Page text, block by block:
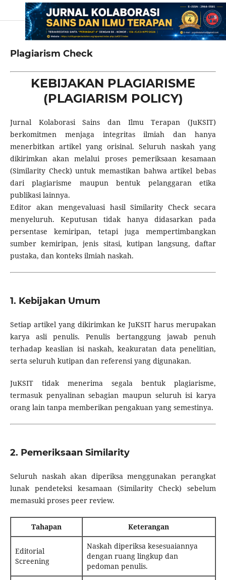
Plagiarism Check
KEBIJAKAN PLAGIARISME
(PLAGIARISM POLICY)
Jurnal Kolaborasi Sains dan Ilmu Terapan (JuKSIT)
berkomitmen menjaga integritas ilmiah dan hanya
menerbitkan artikel yang orisinal. Seluruh naskah yang
dikirimkan akan melalui proses pemeriksaan kesamaan
(Similarity Check) untuk memastikan bahwa artikel bebas
dari plagiarisme maupun bentuk pelanggaran etika
publikasi lainnya.
Editor akan mengevaluasi hasil Similarity Check secara
menyeluruh. Keputusan tidak hanya didasarkan pada
persentase kemiripan, tetapi juga mempertimbangkan
sumber kemiripan, jenis sitasi, kutipan langsung, daftar
pustaka, dan konteks ilmiah naskah.
1. Kebijakan Umum
Setiap artikel yang dikirimkan ke JuKSIT harus merupakan
karya asli penulis. Penulis bertanggung jawab penuh
terhadap keaslian isi naskah, keakuratan data penelitian,
serta seluruh kutipan dan referensi yang digunakan.
JuKSIT tidak menerima segala bentuk plagiarisme,
termasuk penyalinan sebagian maupun seluruh isi karya
orang lain tanpa memberikan pengakuan yang semestinya.
2. Pemeriksaan Similarity
Seluruh naskah akan diperiksa menggunakan perangkat
lunak pendeteksi kesamaan (Similarity Check) sebelum
memasuki proses peer review.
Tahapan Keterangan
Editorial
Screening
Naskah diperiksa kesesuaiannya
dengan ruang lingkup dan
pedoman penulis.